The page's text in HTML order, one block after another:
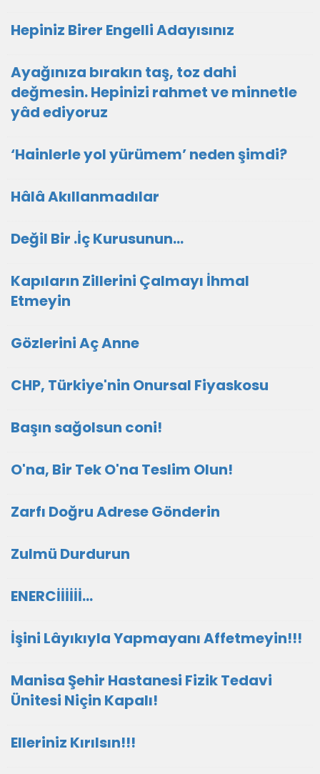
Hepiniz Birer Engelli Adayısınız
Ayağınıza bırakın taş, toz dahi
değmesin. Hepinizi rahmet ve minnetle
yâd ediyoruz
‘Hainlerle yol yürümem’ neden şimdi?
Hâlâ Akıllanmadılar
Değil Bir .İç Kurusunun…
Kapıların Zillerini Çalmayı İhmal
Etmeyin
Gözlerini Aç Anne
CHP, Türkiye'nin Onursal Fiyaskosu
Başın sağolsun coni!
O'na, Bir Tek O'na Teslim Olun!
Zarfı Doğru Adrese Gönderin
Zulmü Durdurun
ENERCİİİİİİ...
İşini Lâyıkıyla Yapmayanı Affetmeyin!!!
Manisa Şehir Hastanesi Fizik Tedavi
Ünitesi Niçin Kapalı!
Elleriniz Kırılsın!!!